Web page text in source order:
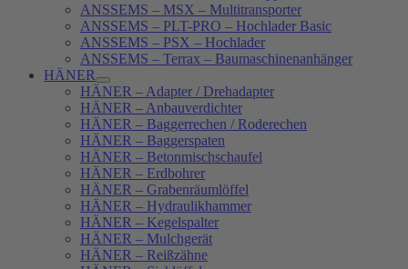
ANSSEMS – MSX – Multitransporter
ANSSEMS – PLT-PRO – Hochlader Basic
ANSSEMS – PSX – Hochlader
ANSSEMS – Terrax – Baumaschinenanhänger
HÄNER
HÄNER – Adapter / Drehadapter
HÄNER – Anbauverdichter
HÄNER – Baggerrechen / Roderechen
HÄNER – Baggerspaten
HÄNER – Betonmischschaufel
HÄNER – Erdbohrer
HÄNER – Grabenräumlöffel
HÄNER – Hydraulikhammer
HÄNER – Kegelspalter
HÄNER – Mulchgerät
HÄNER – Reißzähne